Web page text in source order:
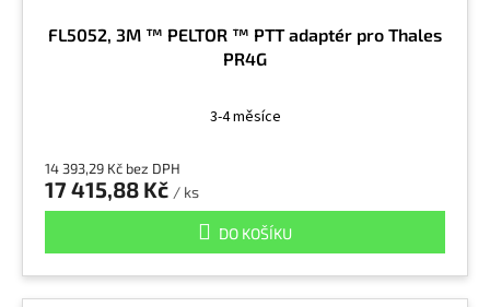
FL5052, 3M ™ PELTOR ™ PTT adaptér pro Thales
PR4G
3-4 měsíce
14 393,29 Kč bez DPH
17 415,88 Kč / ks
DO KOŠÍKU